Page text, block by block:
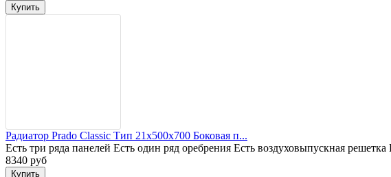
Радиатор Prado Classic Тип 21x500x700 Боковая п...
Есть три ряда панелей Есть один ряд оребрения Есть воздуховыпускная решетка
8340 руб